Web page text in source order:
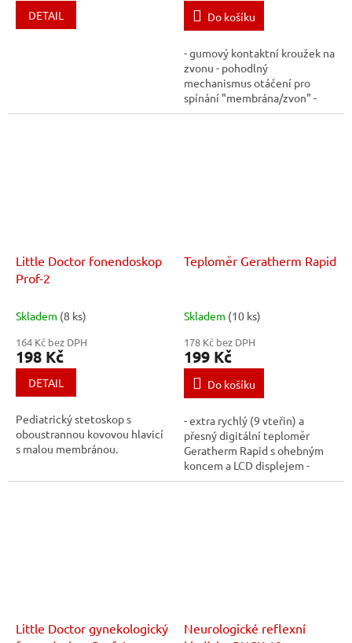
DETAIL Do košíku
- gumový kontaktní kroužek na
zvonu - pohodlný
mechanismus otáčení pro
spínání "membrána/zvon" -
chromované binaurály s vnější
Little Doctor fonendoskop
Prof-2
Skladem (8 ks)
164 Kč bez DPH
198 Kč
DETAIL
Pediatrický stetoskop s
oboustrannou kovovou hlavicí
s malou membránou.
Teploměr Geratherm Rapid
Skladem (10 ks)
178 Kč bez DPH
199 Kč
Do košíku
- extra rychlý (9 vteřin) a
přesný digitální teploměr
Geratherm Rapid s ohebným
koncem a LCD displejem -
teploměr je díky pozlacenému
Little Doctor gynekologický
Neurologické reflexní